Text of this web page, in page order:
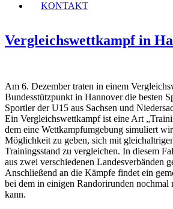
KONTAKT
Vergleichswettkampf in
Am 6. Dezember traten in einem
Bundesstützpunkt in Hannover die besten
Sportler der U15 aus Sachsen und
Ein Vergleichswettkampf ist eine Art
dem eine Wettkampfumgebung simuliert
Möglichkeit zu geben, sich mit
Trainingsstand zu vergleichen. In diesem
aus zwei verschiedenen Landesverbänden
Anschließend an die Kämpfe findet ein
bei dem in einigen Randorirunden nochmal
kann.